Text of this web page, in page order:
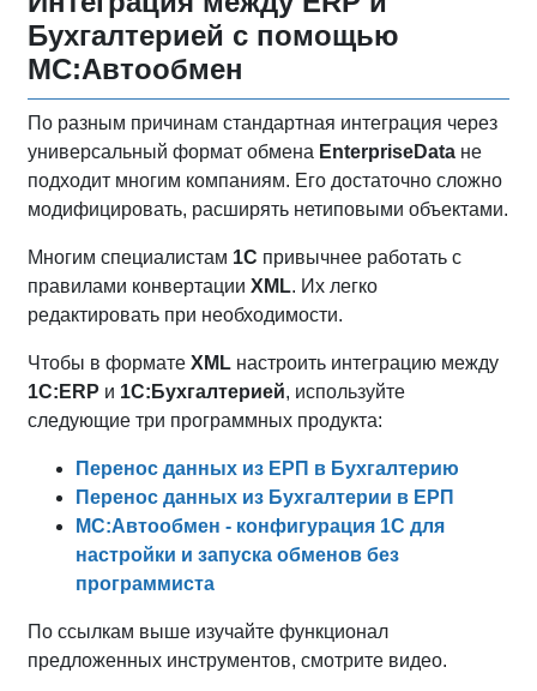
Бухгалтерией с помощью
МС:Автообмен
По разным причинам стандартная интеграция через
универсальный формат обмена EnterpriseData не
подходит многим компаниям. Его достаточно сложно
модифицировать, расширять нетиповыми объектами.
Многим специалистам 1С привычнее работать с
правилами конвертации XML. Их легко
редактировать при необходимости.
Чтобы в формате XML настроить интеграцию между
1С:ERP и 1С:Бухгалтерией, используйте
следующие три программных продукта:
Перенос данных из ЕРП в Бухгалтерию
Перенос данных из Бухгалтерии в ЕРП
МС:Автообмен - конфигурация 1С для
настройки и запуска обменов без
программиста
По ссылкам выше изучайте функционал
предложенных инструментов, смотрите видео.